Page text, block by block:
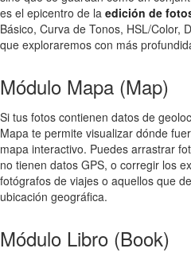
es el epicentro de la edición de
Básico, Curva de Tonos, HSL/Color,
que exploraremos con más
Módulo Mapa (Map)
Si tus fotos contienen datos de
Mapa te permite visualizar dónde
mapa interactivo. Puedes arrastrar
no tienen datos GPS, o corregir los
fotógrafos de viajes o aquellos que
ubicación geográfica.
Módulo Libro (Book)